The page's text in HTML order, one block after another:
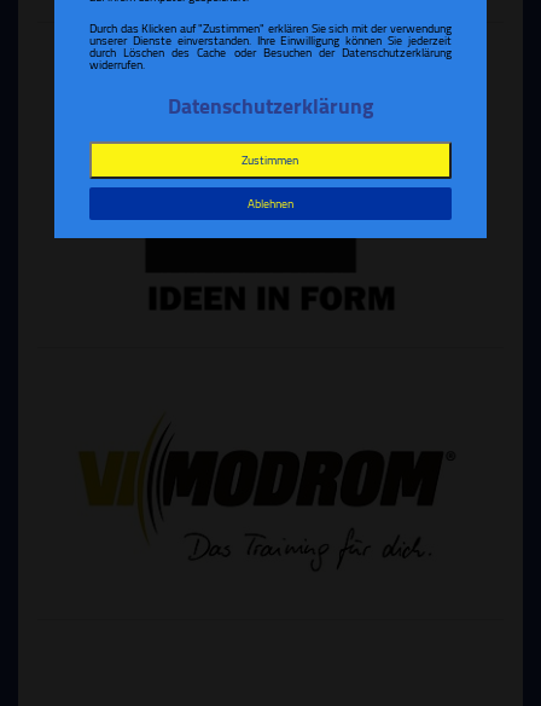
Durch das Klicken auf "Zustimmen" erklären Sie sich mit der verwendung
unserer Dienste einverstanden. Ihre Einwilligung können Sie jederzeit
durch Löschen des Cache oder Besuchen der Datenschutzerklärung
widerrufen.
Datenschutzerklärung
Zustimmen
Ablehnen